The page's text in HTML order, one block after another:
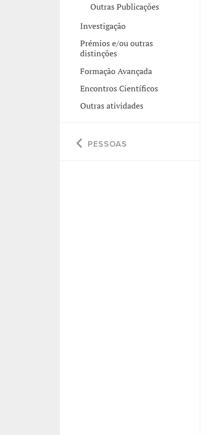
Outras Publicações
Investigação
Prémios e/ou outras
distinções
Formação Avançada
Encontros Científicos
Outras atividades
PESSOAS